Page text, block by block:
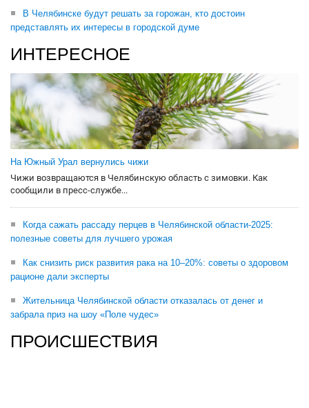
В Челябинске будут решать за горожан, кто достоин
представлять их интересы в городской думе
ИНТЕРЕСНОЕ
На Южный Урал вернулись чижи
Чижи возвращаются в Челябинскую область с зимовки. Как
сообщили в пресс-службе...
Когда сажать рассаду перцев в Челябинской области-2025:
полезные советы для лучшего урожая
Как снизить риск развития рака на 10–20%: советы о здоровом
рационе дали эксперты
Жительница Челябинской области отказалась от денег и
забрала приз на шоу «Поле чудес»
ПРОИСШЕСТВИЯ